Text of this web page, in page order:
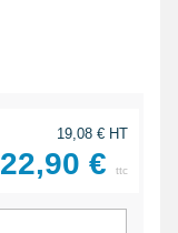
19,08 € HT
22,90 € ttc